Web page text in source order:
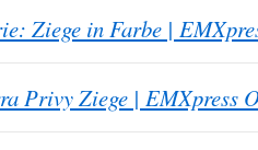
Ziege in Farbe |
Privy Ziege | EMXpress